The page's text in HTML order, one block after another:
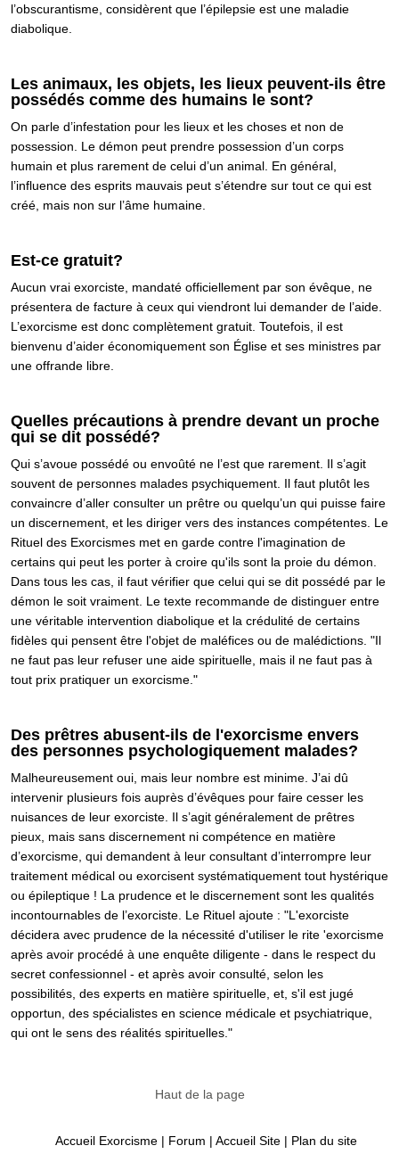
l’obscurantisme, considèrent que l’épilepsie est une maladie
diabolique.
Les animaux, les objets, les lieux peuvent-ils être
possédés comme des humains le sont?
On parle d’infestation pour les lieux et les choses et non de
possession. Le démon peut prendre possession d’un corps
humain et plus rarement de celui d’un animal. En général,
l’influence des esprits mauvais peut s’étendre sur tout ce qui est
créé, mais non sur l’âme humaine.
Est-ce gratuit?
Aucun vrai exorciste, mandaté officiellement par son évêque, ne
présentera de facture à ceux qui viendront lui demander de l’aide.
L’exorcisme est donc complètement gratuit. Toutefois, il est
bienvenu d’aider économiquement son Église et ses ministres par
une offrande libre.
Quelles précautions à prendre devant un proche
qui se dit possédé?
Qui s’avoue possédé ou envoûté ne l’est que rarement. Il s’agit
souvent de personnes malades psychiquement. Il faut plutôt les
convaincre d’aller consulter un prêtre ou quelqu’un qui puisse faire
un discernement, et les diriger vers des instances compétentes. Le
Rituel des Exorcismes met en garde contre l'imagination de
certains qui peut les porter à croire qu'ils sont la proie du démon.
Dans tous les cas, il faut vérifier que celui qui se dit possédé par le
démon le soit vraiment. Le texte recommande de distinguer entre
une véritable intervention diabolique et la crédulité de certains
fidèles qui pensent être l'objet de maléfices ou de malédictions. "Il
ne faut pas leur refuser une aide spirituelle, mais il ne faut pas à
tout prix pratiquer un exorcisme."
Des prêtres abusent-ils de l'exorcisme envers
des personnes psychologiquement malades?
Malheureusement oui, mais leur nombre est minime. J’ai dû
intervenir plusieurs fois auprès d’évêques pour faire cesser les
nuisances de leur exorciste. Il s’agit généralement de prêtres
pieux, mais sans discernement ni compétence en matière
d’exorcisme, qui demandent à leur consultant d’interrompre leur
traitement médical ou exorcisent systématiquement tout hystérique
ou épileptique ! La prudence et le discernement sont les qualités
incontournables de l’exorciste. Le Rituel ajoute : "L'exorciste
décidera avec prudence de la nécessité d'utiliser le rite 'exorcisme
après avoir procédé à une enquête diligente - dans le respect du
secret confessionnel - et après avoir consulté, selon les
possibilités, des experts en matière spirituelle, et, s'il est jugé
opportun, des spécialistes en science médicale et psychiatrique,
qui ont le sens des réalités spirituelles."
Haut de la page
Accueil Exorcisme | Forum | Accueil Site | Plan du site